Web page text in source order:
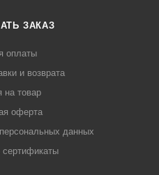
ЗАКАЗ
оплаты
и возврата
на товар
оферта
данных